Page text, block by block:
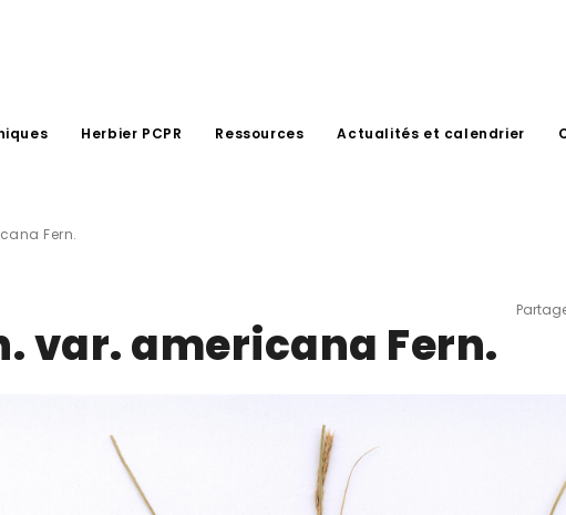
Herbier PCPR Ressources Actualités et calendrier
Fern.
var. americana Fern.